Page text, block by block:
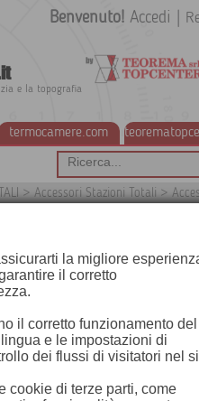
e la topografia
termocamere.com
Benvenuto! Accedi
> Accessori Stazioni Totali >
la migliore
il corretto
il corretto funzionamento del
e le impostazioni di
dei flussi di visitatori nel
cookie di terze parti, come